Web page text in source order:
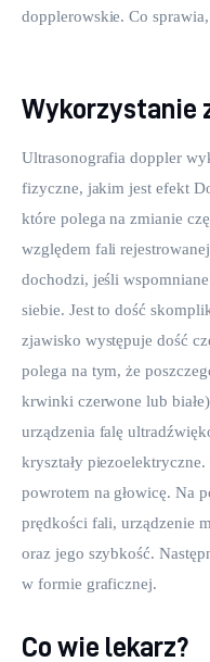
dopplerowskie. Co
Wykorzystanie
Ultrasonografia doppler
fizyczne, jakim jest efekt
które polega na zmianie
względem fali
dochodzi, jeśli
siebie. Jest to dość
zjawisko występuje dość
polega na tym, że
krwinki czerwone lub
urządzenia falę
kryształy
powrotem na głowicę. Na
prędkości fali, urządzenie
oraz jego szybkość.
w formie graficznej.
Co wie lekarz?